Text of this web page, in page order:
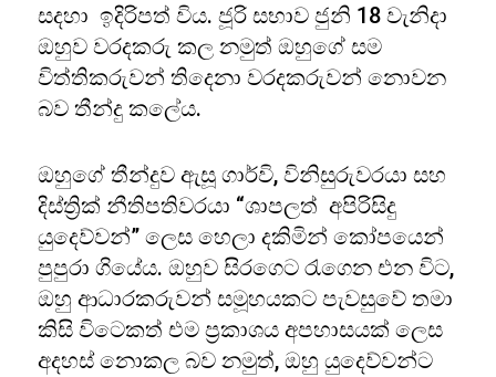
සදහා ඉදිරිපත් විය. ජූරි සභාව ජුනි 18 වැනිදා
ඔහුව වරදකරු කල නමුත් ඔහුගේ සම
විත්තිකරුවන් තිදෙනා වරදකරුවන් නොවන
බව තීන්දු කලේය.
ඔහුගේ තීන්දුව ඇසූ ගාර්වි, විනිසුරුවරයා සහ
දිස්ත්‍රික් නීතිපතිවරයා “ශාපලත් අපිරිසිදු
යුදෙව්වන්” ලෙස හෙලා දකිමින් කෝපයෙන්
පුපුරා ගියේය. ඔහුව සිරගෙට රැගෙන එන විට,
ඔහු ආධාරකරුවන් සමූහයකට පැවසුවේ තමා
කිසි විටෙකත් එම ප්‍රකාශය අපහාසයක් ලෙස
අදහස් නොකල බව නමුත්, ඔහු යුදෙව්වන්ට